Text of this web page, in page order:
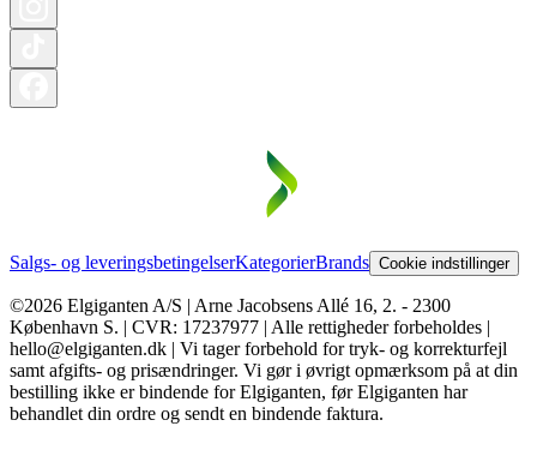
Salgs- og leveringsbetingelserKategorierBrands Cookie indstillinger
©2026 Elgiganten A/S | Arne Jacobsens Allé 16, 2. - 2300
København S. | CVR: 17237977 | Alle rettigheder forbeholdes |
hello@elgiganten.dk | Vi tager forbehold for tryk- og korrekturfejl
samt afgifts- og prisændringer. Vi gør i øvrigt opmærksom på at din
bestilling ikke er bindende for Elgiganten, før Elgiganten har
behandlet din ordre og sendt en bindende faktura.